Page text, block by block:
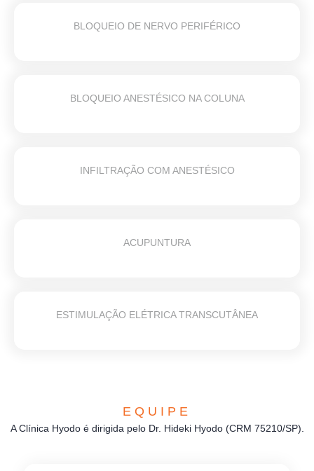
BLOQUEIO DE NERVO PERIFÉRICO
BLOQUEIO ANESTÉSICO NA COLUNA
INFILTRAÇÃO COM ANESTÉSICO
ACUPUNTURA
ESTIMULAÇÃO ELÉTRICA TRANSCUTÂNEA
EQUIPE
A Clínica Hyodo é dirigida pelo Dr. Hideki Hyodo (CRM 75210/SP).